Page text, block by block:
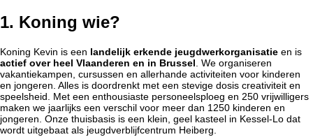
1. Koning wie?
Koning Kevin is een landelijk erkende jeugdwerkorganisatie en is
actief over heel Vlaanderen en in Brussel . We organiseren
vakantiekampen, cursussen en allerhande activiteiten voor kinderen
en jongeren. Alles is doordrenkt met een stevige dosis creativiteit en
speelsheid. Met een enthousiaste personeelsploeg en 250 vrijwilligers
maken we jaarlijks een verschil voor meer dan 1250 kinderen en
jongeren. Onze thuisbasis is een klein, geel kasteel in Kessel-Lo dat
wordt uitgebaat als jeugdverblijfcentrum Heiberg.